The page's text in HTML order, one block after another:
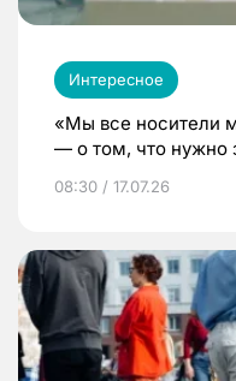
Интересное
«Мы все носители
— о том, что нужно
08:30 / 17.07.26